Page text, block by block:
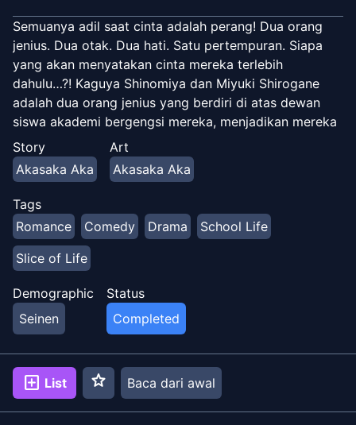
Semuanya adil saat cinta adalah perang! Dua orang
jenius. Dua otak. Dua hati. Satu pertempuran. Siapa
yang akan menyatakan cinta mereka terlebih
dahulu…?! Kaguya Shinomiya dan Miyuki Shirogane
adalah dua orang jenius yang berdiri di atas dewan
siswa akademi bergengsi mereka, menjadikan mereka
elit di antara elit. Tapi itu kesepian di puncak dan
masing-masing jatuh cinta pada yang lain. Hanya ada
satu masalah besar yang menghalangi kebahagiaan
mesra — mereka berdua terlalu sombong untuk
menjadi yang pertama mengakui perasaan romantis
mereka dan dengan demikian menjadi "pecundang"
dalam persaingan cinta! Maka mulailah skema harian
mereka untuk memaksa yang lain untuk mengaku
terlebih dahulu!
Story
Akasaka Aka
Art
Akasaka Aka
Tags
Romance
Comedy Drama
School Life
Slice of Life
Demographic
Seinen
Status
Completed
add_box List star Baca dari awal